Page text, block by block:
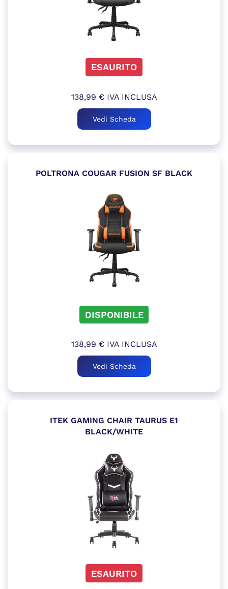
ESAURITO
138,99 €IVA INCLUSA
Vedi Scheda
POLTRONA COUGAR FUSION SF BLACK
DISPONIBILE
138,99 €IVA INCLUSA
Vedi Scheda
ITEK GAMING CHAIR TAURUS E1
BLACK/WHITE
ESAURITO